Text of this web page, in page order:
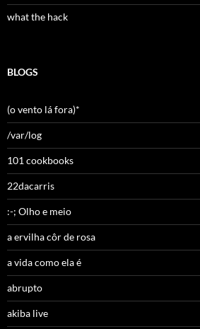
what the hack
BLOGS
(o vento lá fora)*
/var/log
101 cookbooks
22dacarris
:-; Olho e meio
a ervilha côr de rosa
a vida como ela é
abrupto
akiba live